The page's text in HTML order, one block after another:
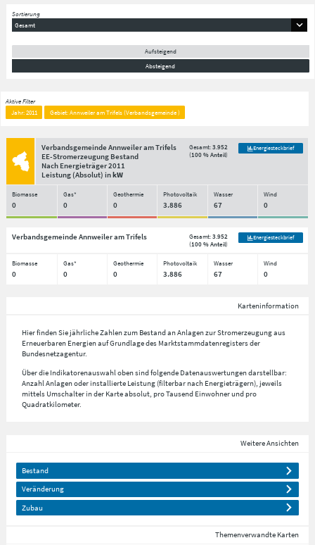
Sortierung
Gesamt
Aufsteigend
Absteigend
Aktive Filter
Jahr: 2011
Gebiet: Annweiler am Trifels (Verbandsgemeinde )
Verbandsgemeinde Annweiler am Trifels
EE-Stromerzeugung Bestand
Nach Energieträger2011
Leistung(Absolut) inkW
Gesamt:3.952
(100 % Anteil)
Energiesteckbrief
Biomasse Gas* Geothermie Photovoltaik Wasser Wind
0 0 0 3.886 67 0
Verbandsgemeinde Annweiler am Trifels Gesamt:3.952
(100 % Anteil)
Energiesteckbrief
Biomasse Gas* Geothermie Photovoltaik Wasser Wind
0 0 0 3.886 67 0
Karteninformation
Hier finden Sie jährliche Zahlen zum Bestand an Anlagen zur Stromerzeugung aus
Erneuerbaren Energien auf Grundlage des Marktstammdatenregisters der
Bundesnetzagentur.
Über die Indikatorenauswahl oben sind folgende Datenauswertungen darstellbar:
Anzahl Anlagen oder installierte Leistung (filterbar nach Energieträgern), jeweils
mittels Umschalter in der Karte absolut, pro Tausend Einwohner und pro
Quadratkilometer.
Weitere Ansichten
Bestand
Veränderung
Zubau
Themenverwandte Karten